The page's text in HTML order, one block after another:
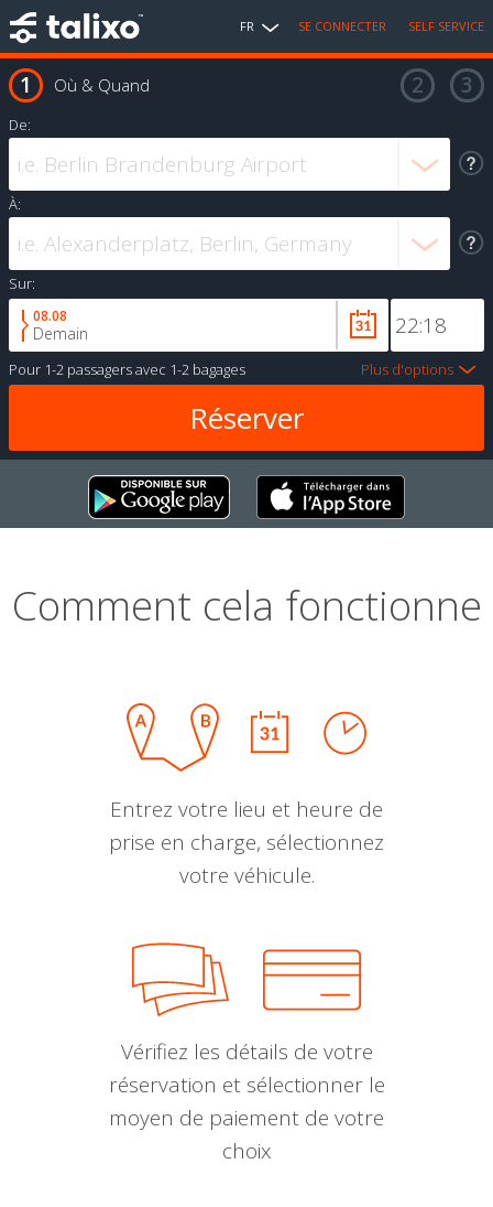
FR SE CONNECTER SELF SERVICE
Où & Quand
De:
À:
Sur:
08.08
Demain
Pour 1-2 passagersavec 1-2 bagages Plus d'options
Comment cela fonctionne
Entrez votre lieu et heure de
prise en charge, sélectionnez
votre véhicule.
Vérifiez les détails de votre
réservation et sélectionner le
moyen de paiement de votre
choix